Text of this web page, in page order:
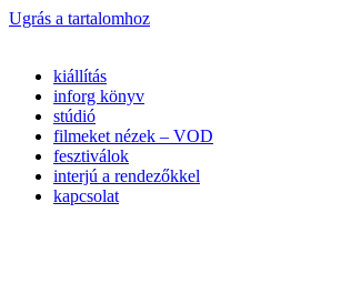
Ugrás a tartalomhoz
kiállítás
inforg könyv
stúdió
filmeket nézek – VOD
fesztiválok
interjú a rendezőkkel
kapcsolat